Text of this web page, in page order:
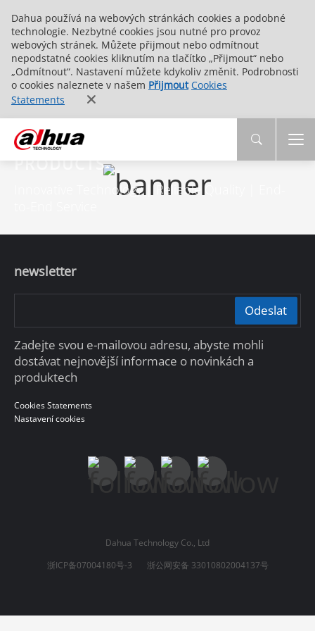
Dahua používá na webových stránkách cookies a podobné
technologie. Nezbytné cookies jsou nutné pro provoz
webových stránek. Můžete přijmout nebo odmítnout
nepodstatné cookies kliknutím na tlačítko „Přijmout“ nebo
„Odmítnout“. Nastavení můžete kdykoliv změnit. Podrobnosti
o cookies naleznete v našem Přijmout Cookies
Statements
PRODUCTS
Innovative Technology | Reliable Quality | End-
newsletter
Odeslat
Zadejte svou e-mailovou adresu, abyste mohli
dostávat nejnovější informace o novinkách a
produktech
Cookies Statements
Nastavení cookies
Dahua Technology Co., Ltd
浙ICP备07004180号-3
浙公网安备 33010802004137号